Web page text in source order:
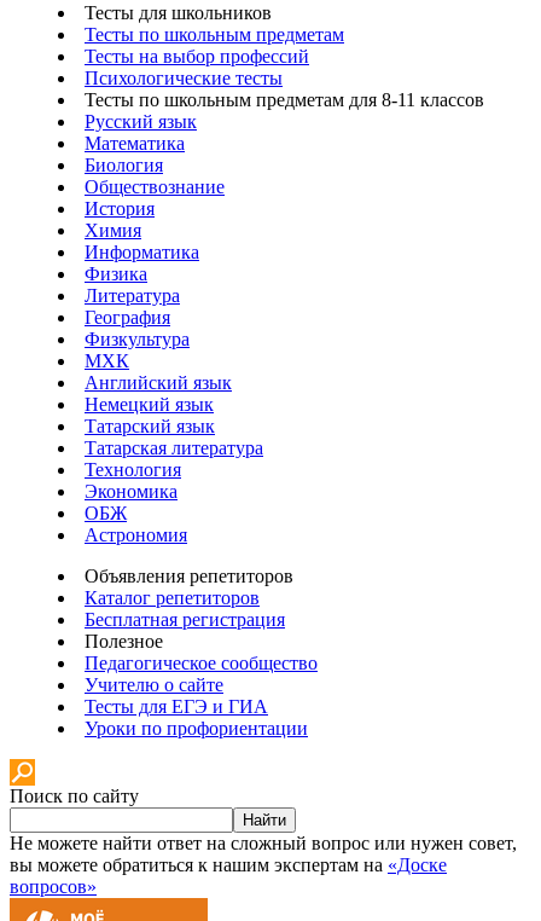
Тесты для школьников
Тесты по школьным предметам
Тесты на выбор профессий
Психологические тесты
Тесты по школьным предметам для 8-11 классов
Русский язык
Математика
Биология
Обществознание
История
Химия
Информатика
Физика
Литература
География
Физкультура
МХК
Английский язык
Немецкий язык
Татарский язык
Татарская литература
Технология
Экономика
ОБЖ
Астрономия
Объявления репетиторов
Каталог репетиторов
Бесплатная регистрация
Полезное
Педагогическое сообщество
Учителю о сайте
Тесты для ЕГЭ и ГИА
Уроки по профориентации
Поиск по сайту
Найти
Не можете найти ответ на сложный вопрос или нужен совет,
вы можете обратиться к нашим экспертам на «Доске
вопросов»